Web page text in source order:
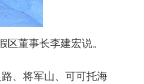
董事长李建宏说。
、将军山、可可托海